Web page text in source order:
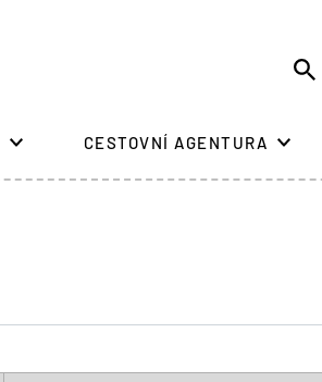
CESTOVNÍ AGENTURA